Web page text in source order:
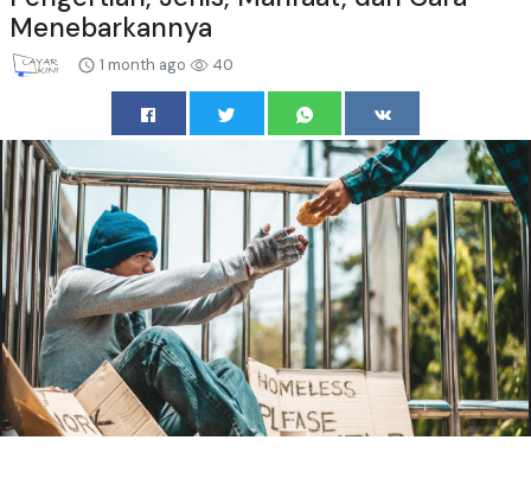
Menebarkannya
1 month ago 40